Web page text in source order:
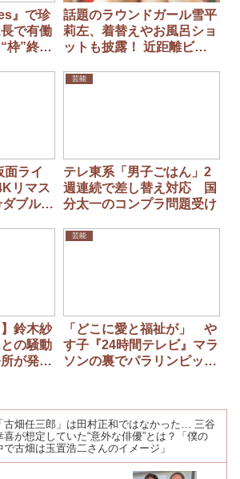
』で珍
で有働
枠”終
話題のラウンドガール雪平
莉左、着替えやお風呂ショ
ットも披露！ 近距離ビキ
のデジタル写真集発売
面ライ
リマス
ブルラ
芸能
テレ東系「男子ごはん」2
週連続で差し替え対応 国
分太一のコンプラ問題受け
鈴木紗
の騒動
が発表
芸能
「どこに愛と福祉が」 や
す子『24時間テレビ』マラ
ソンの裏でパラリンピッ
「古畑任三郎」は田村正和ではなかった… 三谷
喜が想定していた“意外な俳優”とは？「僕の
で古畑は玉置浩二さんのイメージ」